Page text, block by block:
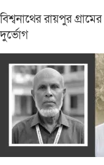
বিশ্বনাথের রায়পুর
দুর্ভোগ